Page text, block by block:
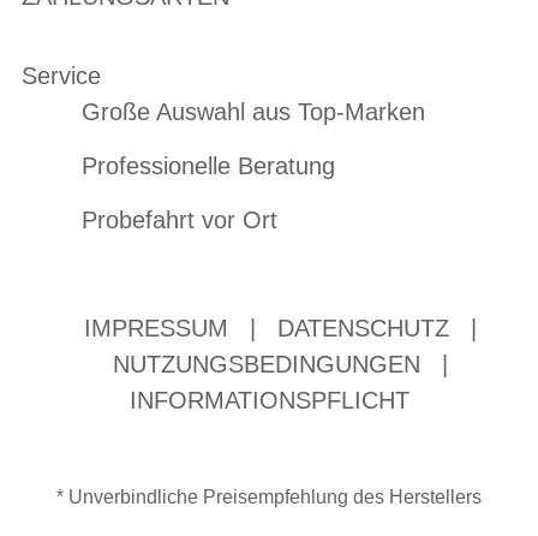
Service
Große Auswahl aus Top-Marken
Professionelle Beratung
Probefahrt vor Ort
IMPRESSUM DATENSCHUTZ
NUTZUNGSBEDINGUNGEN
INFORMATIONSPFLICHT
* Unverbindliche Preisempfehlung des Herstellers